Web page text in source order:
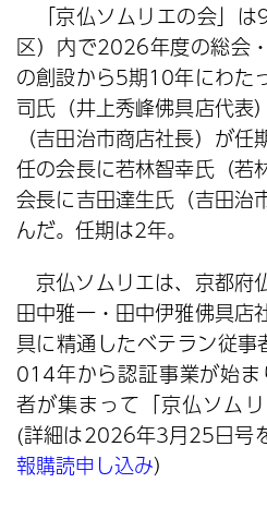
「京仏ソムリエの会」
区）内で2026年度の総会
の創設から5期10年にわた
司氏（井上秀峰佛具店代表
（吉田治市商店社長）が
任の会長に若林智幸氏（若
会長に吉田達生氏（吉田治
んだ。任期は2年。
京仏ソムリエは、京都府
田中雅一・田中伊雅佛具店
具に精通したベテラン従
014年から認証事業が始
者が集まって「京仏ソム
(詳細は2026年3月25日号
報購読申し込み）